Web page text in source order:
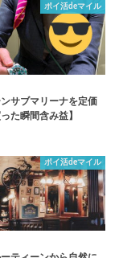
ポイ活deマイル
サブマリーナを定価
た瞬間含み益】
ポイ活deマイル